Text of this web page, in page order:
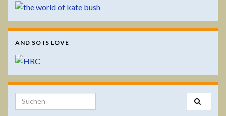
AND SO IS LOVE
Search for: